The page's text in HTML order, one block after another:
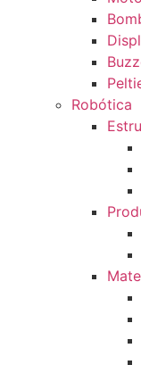
Robótica